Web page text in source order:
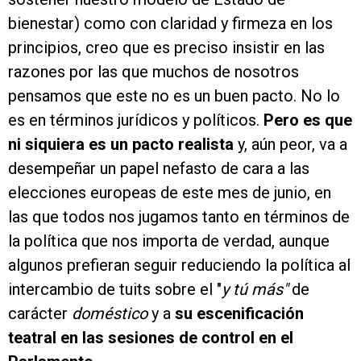
bienestar) como con claridad y firmeza en los
principios, creo que es preciso insistir en las
razones por las que muchos de nosotros
pensamos que este no es un buen pacto. No lo
es en términos jurídicos y políticos. Pero es que
ni siquiera es un pacto realista y, aún peor, va a
desempeñar un papel nefasto de cara a las
elecciones europeas de este mes de junio, en
las que todos nos jugamos tanto en términos de
la política que nos importa de verdad, aunque
algunos prefieran seguir reduciendo la política al
intercambio de tuits sobre el "y tú más"de
carácter domésticoy a su escenificación
teatral en las sesiones de control en el